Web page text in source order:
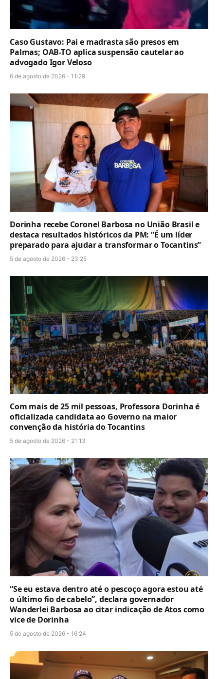
Caso Gustavo: Pai e madrasta são presos em
Palmas; OAB-TO aplica suspensão cautelar ao
advogado Igor Veloso
6 de agosto de 2026 - 11:29
Dorinha recebe Coronel Barbosa no União Brasil e
destaca resultados históricos da PM: “É um líder
preparado para ajudar a transformar o Tocantins”
5 de agosto de 2026 - 23:25
Com mais de 25 mil pessoas, Professora Dorinha é
oficializada candidata ao Governo na maior
convenção da história do Tocantins
5 de agosto de 2026 - 21:13
“Se eu estava dentro até o pescoço agora estou até
o último fio de cabelo”, declara governador
Wanderlei Barbosa ao citar indicação de Atos como
vice de Dorinha
5 de agosto de 2026 - 16:24